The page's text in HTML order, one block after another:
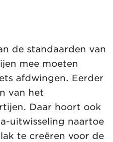
de standaarden van
mee moeten
afdwingen. Eerder
van het
Daar hoort ook
uitwisseling naartoe
te creëren voor de